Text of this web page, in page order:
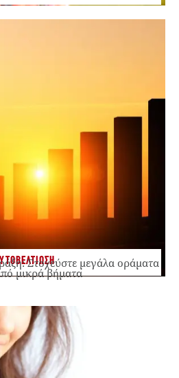
Στοχεύστε μεγάλα οράματα
μικρά βήματα